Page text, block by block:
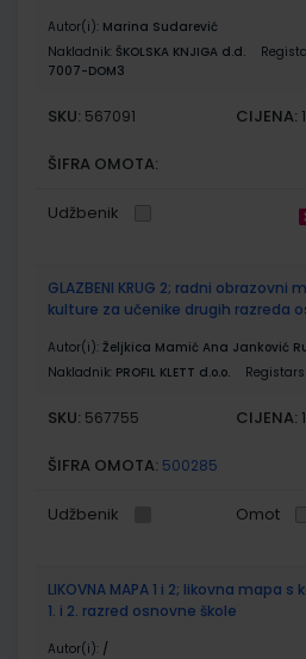
Autor(i): Marina Sudarević
Nakladnik: ŠKOLSKA KNJIGA d.d.
7007-DOM3
SKU: 567091 CIJENA:
ŠIFRA OMOTA:
Udžbenik
GLAZBENI KRUG 2; radni
kulture za učenike drugih razreda
Autor(i): Željkica Mamić Ana Janković
Nakladnik: PROFIL KLETT d.o.o.
SKU: 567755 CIJENA:
ŠIFRA OMOTA: 500285
Udžbenik Omot
LIKOVNA MAPA 1 i 2; likovna mapa
1. i 2. razred osnovne škole
Autor(i): /